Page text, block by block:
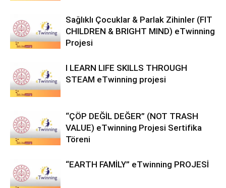
Sağlıklı Çocuklar & Parlak Zihinler (FIT
CHILDREN & BRIGHT MIND) eTwinning
Projesi
I LEARN LIFE SKILLS THROUGH
STEAM eTwinning projesi
“ÇÖP DEĞİL DEĞER” (NOT TRASH
VALUE) eTwinning Projesi Sertifika
Töreni
“EARTH FAMİLY” eTwinning PROJESİ